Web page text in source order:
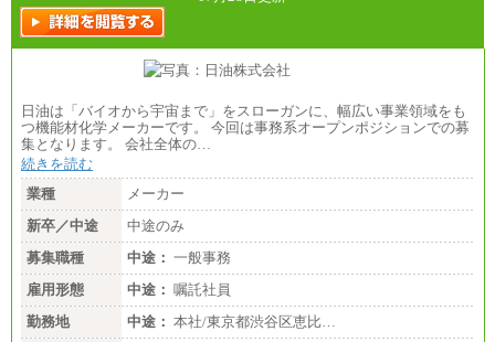
日油は「バイオから宇宙まで」をスローガンに、幅広い事業領域をも
つ機能材化学メーカーです。 今回は事務系オープンポジションでの募
集となります。 会社全体の…
続きを読む
業種
メーカー
新卒／中途
中途のみ
募集職種
中途： 一般事務
雇用形態
中途： 嘱託社員
勤務地
中途： 本社/東京都渋谷区恵比…